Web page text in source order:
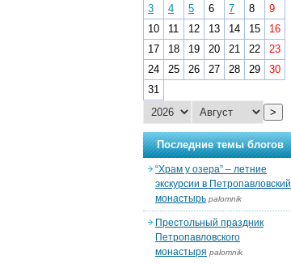
3
4 5 6 7 8
9
10
11 12 13 14 15
16
17
18 19 20 21 22
23
24
25 26 27 28 29
30
31
>
Последние темы блогов
“Храм у озера” – летние
экскурсии в Петропавловский
монастырь palomnik
Престольный праздник
Петропавловского
монастыря palomnik